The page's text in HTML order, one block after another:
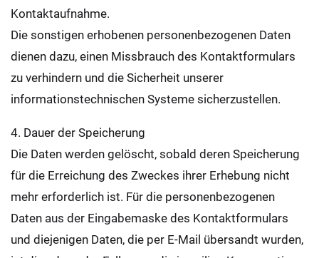
Kontaktaufnahme.
Die sonstigen erhobenen personenbezogenen Daten
dienen dazu, einen Missbrauch des Kontaktformulars
zu verhindern und die Sicherheit unserer
informationstechnischen Systeme sicherzustellen.
4. Dauer der Speicherung
Die Daten werden gelöscht, sobald deren Speicherung
für die Erreichung des Zweckes ihrer Erhebung nicht
mehr erforderlich ist. Für die personenbezogenen
Daten aus der Eingabemaske des Kontaktformulars
und diejenigen Daten, die per E-Mail übersandt wurden,